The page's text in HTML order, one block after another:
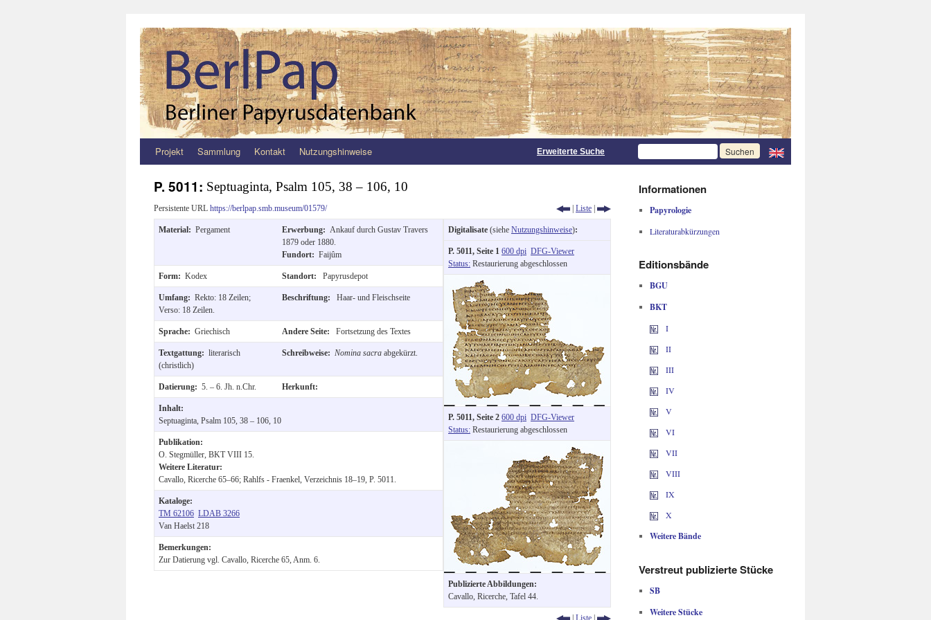
Zum
springen
Projekt Sammlung Kontakt Nutzungshinweise Erweiterte Suche
P. 5011: Septuaginta, Psalm 105, 38 – 106, 10
Persistente URL https://berlpap.smb.museum/01579/ | Liste |
Material: Pergament Erwerbung: Ankauf durch Gustav Travers
1879 oder 1880.
Fundort: Faijûm
Form: Kodex Standort: Papyrusdepot
Umfang: Rekto: 18 Zeilen;
Verso: 18 Zeilen.
Beschriftung: Haar- und Fleischseite
Sprache: Griechisch Andere Seite: Fortsetzung des Textes
Textgattung: literarisch
(christlich)
Schreibweise: Nomina sacra abgekürzt.
Datierung: 5. – 6. Jh. n.Chr. Herkunft:
Inhalt:
Septuaginta, Psalm 105, 38 – 106, 10
Publikation:
O. Stegmüller, BKT VIII 15.
Weitere Literatur:
Cavallo, Ricerche 65–66; Rahlfs - Fraenkel, Verzeichnis 18–19, P. 5011.
Kataloge:
TM 62106 LDAB 3266
Van Haelst 218
Bemerkungen:
Zur Datierung vgl. Cavallo, Ricerche 65, Anm. 6.
Digitalisate (siehe Nutzungshinweise):
P. 5011, Seite 1 600 dpi DFG-Viewer
Status: Restaurierung abgeschlossen
P. 5011, Seite 2 600 dpi DFG-Viewer
Status: Restaurierung abgeschlossen
Publizierte Abbildungen:
Cavallo, Ricerche, Tafel 44.
| Liste |
Informationen
Papyrologie
Literaturabkürzungen
Editionsbände
BGU
BKT
I
II
III
IV
V
VI
VII
VIII
IX
X
Weitere Bände
Verstreut publizierte Stücke
SB
Weitere Stücke